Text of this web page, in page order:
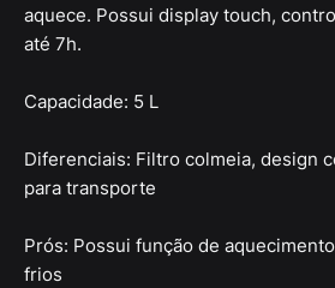
aquece. Possui display touch,
até 7h.
Capacidade: 5 L
Diferenciais: Filtro colmeia, design
para transporte
Prós: Possui função de
frios